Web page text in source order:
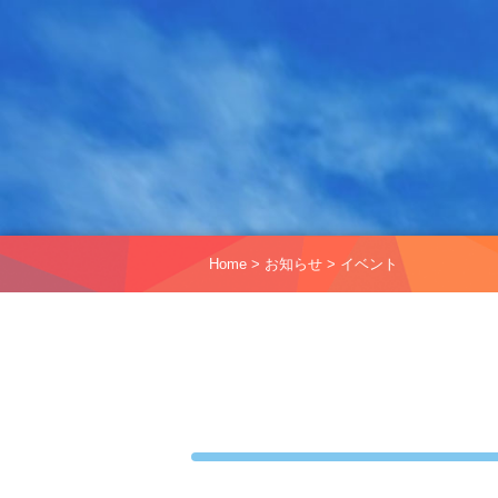
Home > お知らせ > イベント